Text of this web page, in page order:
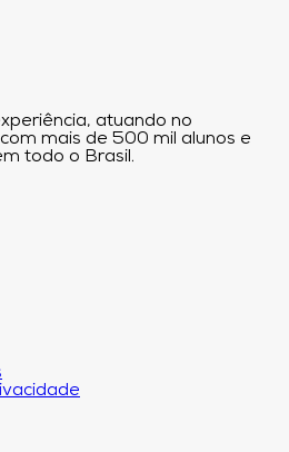
atuando no
mais de 500 mil alunos e
todo o Brasil.